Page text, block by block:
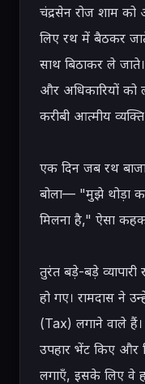
चंद्रसेन रोज शाम
लिए रथ में बैठकर
साथ बिठाकर ले
और अधिकारियों को
करीबी आत्मीय
एक दिन जब रथ
बोला— "मुझे थोड़ा
मिलना है," ऐसा
तुरंत बड़े-बड़े
हो गए। रामदास ने
(Tax) लगाने वाले हैं।
उपहार भेंट किए और
लगाएँ, इसके लिए वे